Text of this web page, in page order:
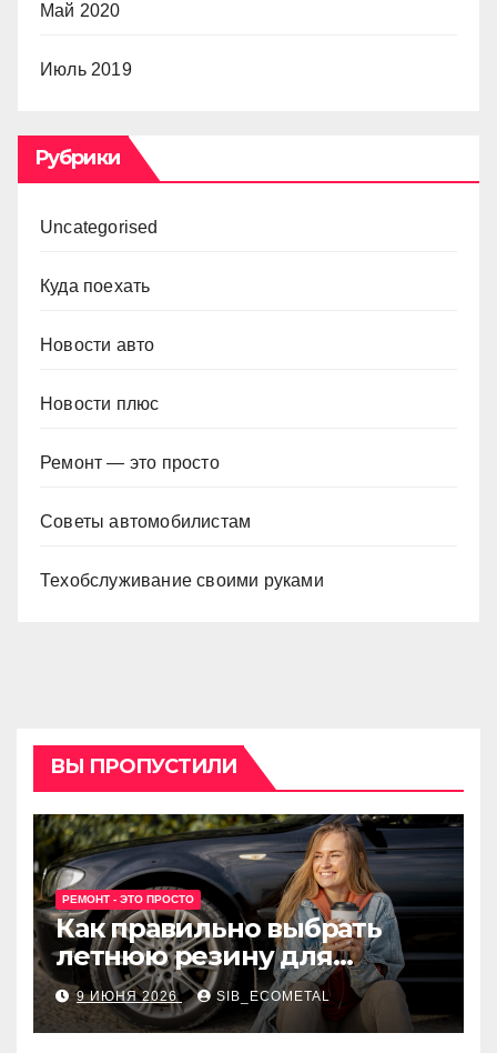
Май 2020
Июль 2019
Рубрики
Uncategorised
Куда поехать
Новости авто
Новости плюс
Ремонт — это просто
Советы автомобилистам
Техобслуживание своими руками
ВЫ ПРОПУСТИЛИ
РЕМОНТ - ЭТО ПРОСТО
Как правильно выбрать
летнюю резину для
машины?
9 ИЮНЯ 2026 SIB_ECOMETAL